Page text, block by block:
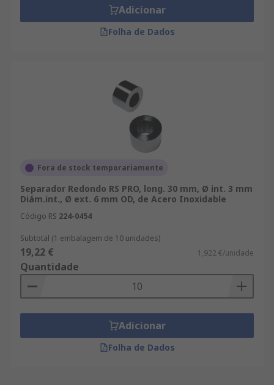
Adicionar
Folha de Dados
Fora de stock temporariamente
Separador Redondo RS PRO, long. 30 mm, Ø int. 3 mm
Diám.int., Ø ext. 6 mm OD, de Acero Inoxidable
Código RS 224-0454
Subtotal (1 embalagem de 10 unidades)
19,22 € 1,922 €/unidade
Quantidade
Adicionar
Folha de Dados